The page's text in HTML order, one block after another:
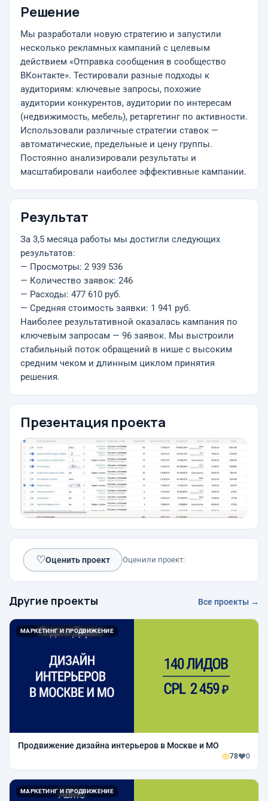
Решение
Мы разработали новую стратегию и запустили
несколько рекламных кампаний с целевым
действием «Отправка сообщения в сообщество
ВКонтакте». Тестировали разные подходы к
аудиториям: ключевые запросы, похожие
аудитории конкурентов, аудитории по интересам
(недвижимость, мебель), ретаргетинг по активности.
Использовали различные стратегии ставок —
автоматические, предельные и цену группы.
Постоянно анализировали результаты и
масштабировали наиболее эффективные кампании.
Результат
За 3,5 месяца работы мы достигли следующих
результатов:
— Просмотры: 2 939 536
— Количество заявок: 246
— Расходы: 477 610 руб.
— Средняя стоимость заявки: 1 941 руб.
Наиболее результативной оказалась кампания по
ключевым запросам — 96 заявок. Мы выстроили
стабильный поток обращений в нише с высоким
средним чеком и длинным циклом принятия
решения.
Презентация проекта
♡Оценить проект Оценили проект:
Другие проекты Все проекты →
МАРКЕТИНГ И ПРОДВИЖЕНИЕ
Продвижение дизайна интерьеров в Москве и МО
78 0
МАРКЕТИНГ И ПРОДВИЖЕНИЕ